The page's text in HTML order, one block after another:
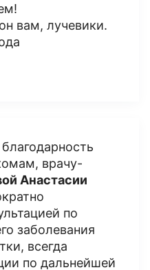
вам, лучевики.
врачу-
Анастасии
по
заболевания
всегда
по дальнейшей